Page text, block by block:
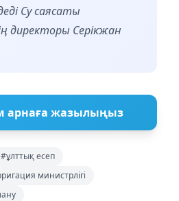
Су саясаты
директоры Серікжан
арнаға жазылыңыз
#ұлттық есеп
министрлігі